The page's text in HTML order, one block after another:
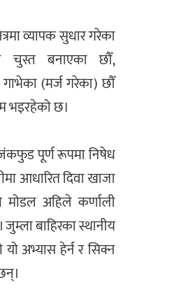
व्यापक सुधार गरेका
चुस्त बनाएका छौँ,
(मर्ज गरेका) छौँ
भइरहेको छ।
पूर्ण रूपमा निषेध
आधारित दिवा खाजा
मोडल अहिले कर्णाली
बाहिरका स्थानीय
अभ्यास हेर्न र सिक्न